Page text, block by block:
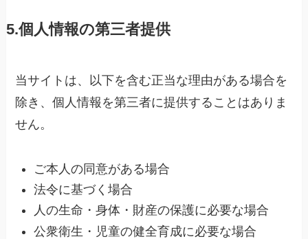
5.個人情報の第三者提供
当サイトは、以下を含む正当な理由がある場合を
除き、個人情報を第三者に提供することはありま
せん。
ご本人の同意がある場合
法令に基づく場合
人の生命・身体・財産の保護に必要な場合
公衆衛生・児童の健全育成に必要な場合